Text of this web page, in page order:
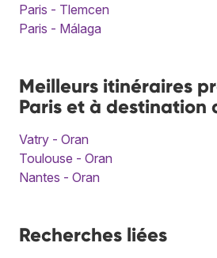
Paris - Tlemcen
Paris - Málaga
Meilleurs itinéraires
Paris et à destination
Vatry - Oran
Toulouse - Oran
Nantes - Oran
Recherches liées